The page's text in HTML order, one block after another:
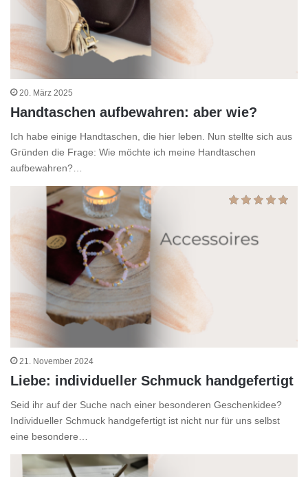
20. März 2025
Handtaschen aufbewahren: aber wie?
Ich habe einige Handtaschen, die hier leben. Nun stellte sich aus
Gründen die Frage: Wie möchte ich meine Handtaschen
aufbewahren?…
21. November 2024
Liebe: individueller Schmuck handgefertigt
Seid ihr auf der Suche nach einer besonderen Geschenkidee?
Individueller Schmuck handgefertigt ist nicht nur für uns selbst
eine besondere…